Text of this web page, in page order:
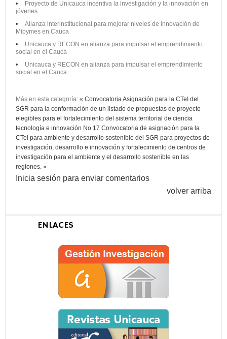
Proyecto de Unicauca incentiva la investigación y la innovación en
jóvenes
Alianza interinstitucional para mejorar niveles de innovación de
Mipymes en Cauca
Unicauca y RECON en alianza para impulsar el emprendimiento
social en el Cauca
Unicauca y RECON en alianza para impulsar el emprendimiento
social en el Cauca
Más en esta categoría: « Convocatoria Asignación para la CTeI del
SGR para la conformación de un listado de propuestas de proyecto
elegibles para el fortalecimiento del sistema territorial de ciencia
tecnología e innovación No 17 Convocatoria de asignación para la
CTeI para ambiente y desarrollo sostenible del SGR para proyectos de
investigación, desarrollo e innovación y fortalecimiento de centros de
investigación para el ambiente y el desarrollo sostenible en las
regiones. »
Inicia sesión para enviar comentarios
volver arriba
ENLACES